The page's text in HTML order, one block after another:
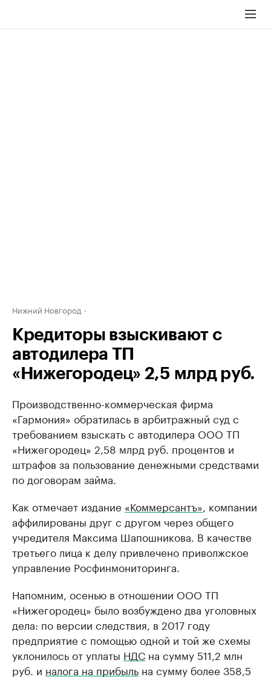
Нижний Новгород
Кредиторы взыскивают с
автодилера ТП
«Нижегородец» 2,5 млрд руб.
Производственно-коммерческая фирма
«Гармония» обратилась в арбитражный суд с
требованием взыскать с автодилера ООО ТП
«Нижегородец» 2,58 млрд руб. процентов и
штрафов за пользование денежными средствами
по договорам займа.
Как отмечает издание «Коммерсантъ» , компании
аффилированы друг с другом через общего
учредителя Максима Шапошникова. В качестве
третьего лица к делу привлечено приволжское
управление Росфинмониторинга.
Напомним, осенью в отношении ООО ТП
«Нижегородец» было возбуждено два уголовных
дела: по версии следствия, в 2017 году
предприятие с помощью одной и той же схемы
уклонилось от уплаты НДС на сумму 511,2 млн
руб. и налога на прибыль на сумму более 358,5